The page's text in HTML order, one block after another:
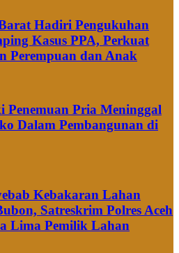
Hadiri Pengukuhan
Kasus PPA, Perkuat
Perempuan dan Anak
Penemuan Pria Meninggal
Dalam Pembangunan di
Kebakaran Lahan
Satreskrim Polres Aceh
Lima Pemilik Lahan